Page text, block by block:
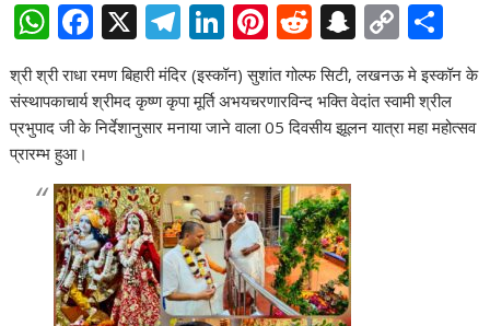
W
h
at
s
A
p
p
F
ac
e
b
o
k
X T
e
gr
m
Li
n
k
e
n
Pi
nt
er
e
R
e
d
di
S
a
p
C
o
p
y
h
ar
e
श्री श्री राधा रमण बिहारी मंदिर (इस्कॉन) सुशांत गोल्फ सिटी, लखनऊ मे इस्कॉन के
संस्थापकाचार्य श्रीमद कृष्ण कृपा मूर्ति अभयचरणारविन्द भक्ति वेदांत स्वामी श्रील
प्रभुपाद जी के निर्देशानुसार मनाया जाने वाला 05 दिवसीय झूलन यात्रा महा महोत्सव
प्रारम्भ हुआ।